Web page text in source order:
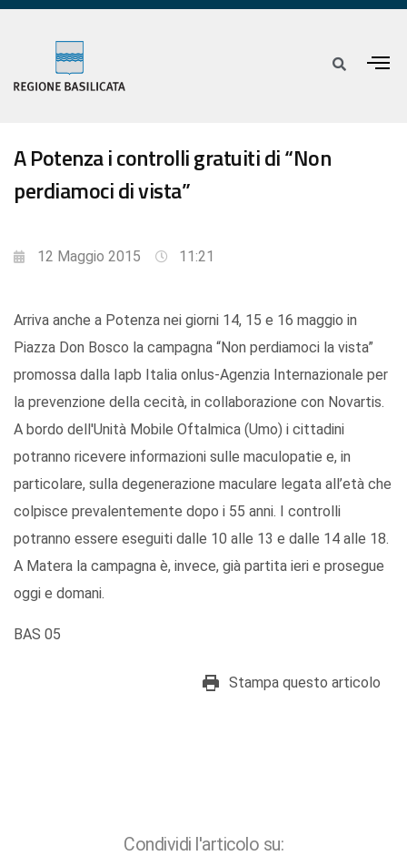
A Potenza i controlli gratuiti di “Non
perdiamoci di vista”
12 Maggio 2015 11:21
Arriva anche a Potenza nei giorni 14, 15 e 16 maggio in
Piazza Don Bosco la campagna “Non perdiamoci la vista”
promossa dalla Iapb Italia onlus-Agenzia Internazionale per
la prevenzione della cecità, in collaborazione con Novartis.
A bordo dell'Unità Mobile Oftalmica (Umo) i cittadini
potranno ricevere informazioni sulle maculopatie e, in
particolare, sulla degenerazione maculare legata all’età che
colpisce prevalentemente dopo i 55 anni. I controlli
potranno essere eseguiti dalle 10 alle 13 e dalle 14 alle 18.
A Matera la campagna è, invece, già partita ieri e prosegue
oggi e domani.
BAS 05
Stampa questo articolo
Condividi l'articolo su: